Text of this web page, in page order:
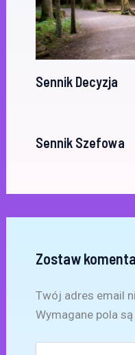
Sennik Decyzja
Sennik Szefowa
Zostaw
Twój adres email
Wymagane pola